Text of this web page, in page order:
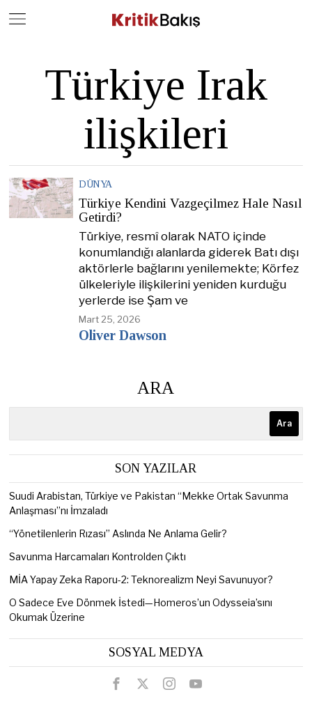
Türkiye Irak
ilişkileri
DÜNYA
Türkiye Kendini Vazgeçilmez Hale Nasıl
Getirdi?
Türkiye, resmî olarak NATO içinde
konumlandığı alanlarda giderek Batı dışı
aktörlerle bağlarını yenilemekte; Körfez
ülkeleriyle ilişkilerini yeniden kurduğu
yerlerde ise Şam ve
Mart 25, 2026
Oliver Dawson
ARA
Ara
SON YAZILAR
Suudi Arabistan, Türkiye ve Pakistan “Mekke Ortak Savunma
Anlaşması”nı İmzaladı
“Yönetilenlerin Rızası” Aslında Ne Anlama Gelir?
Savunma Harcamaları Kontrolden Çıktı
MİA Yapay Zeka Raporu-2: Teknorealizm Neyi Savunuyor?
O Sadece Eve Dönmek İstedi—Homeros’un Odysseia’sını
Okumak Üzerine
SOSYAL MEDYA